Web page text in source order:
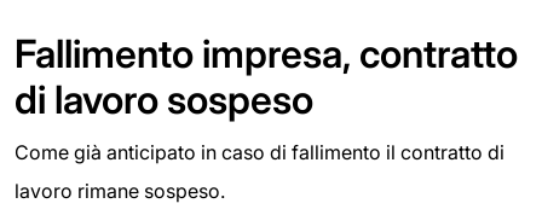
Fallimento impresa, contratto
di lavoro sospeso
Come già anticipato in caso di fallimento il contratto di
lavoro rimane sospeso.